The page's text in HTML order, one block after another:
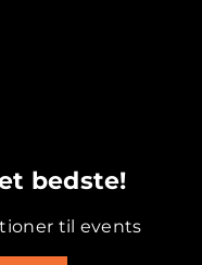
bedste!
til events